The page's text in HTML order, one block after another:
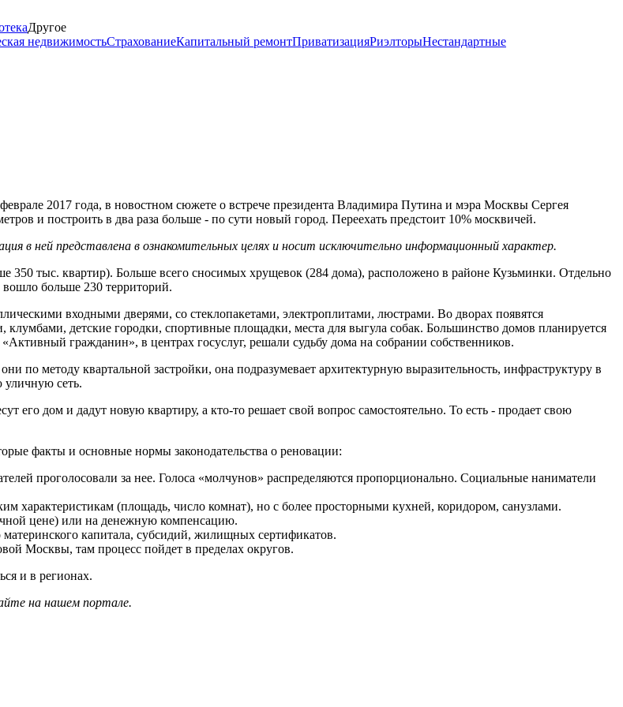
Другое
недвижимостьСтрахованиеКапитальный ремонтПриватизацияРиэлторыНестандартные
2017 года, в новостном сюжете о встрече президента Владимира Путина и мэра Москвы Сергея
и построить в два раза больше - по сути новый город. Переехать предстоит 10% москвичей.
в ней представлена в ознакомительных целях и носит исключительно информационный характер.
350 тыс. квартир). Больше всего сносимых хрущевок (284 дома), расположено в районе Кузьминки. Отдельно
вошло больше 230 территорий.
входными дверями, со стеклопакетами, электроплитами, люстрами. Во дворах появятся
детские городки, спортивные площадки, места для выгула собак. Большинство домов планируется
гражданин», в центрах госуслуг, решали судьбу дома на собрании собственников.
по методу квартальной застройки, она подразумевает архитектурную выразительность, инфраструктуру в
сеть.
его дом и дадут новую квартиру, а кто-то решает свой вопрос самостоятельно. То есть - продает свою
факты и основные нормы законодательства о реновации:
проголосовали за нее. Голоса «молчунов» распределяются пропорционально. Социальные наниматели
характеристикам (площадь, число комнат), но с более просторными кухней, коридором, санузлами.
цене) или на денежную компенсацию.
капитала, субсидий, жилищных сертификатов.
Москвы, там процесс пойдет в пределах округов.
и в регионах.
на нашем портале.